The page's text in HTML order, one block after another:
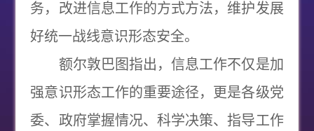
务，改进信息工作的方式方法，维护发展
好统一战线意识形态安全。
额尔敦巴图指出，信息工作不仅是加
强意识形态工作的重要途径，更是各级党
委、政府掌握情况、科学决策、指导工作